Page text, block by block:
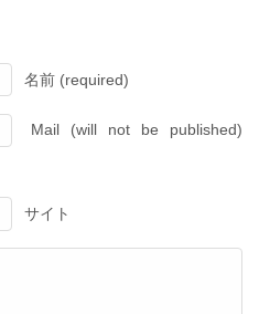
名前 (required)
Mail (will not be published)
サイト